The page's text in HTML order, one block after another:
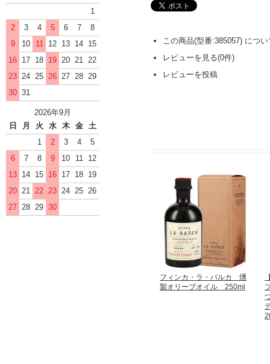
この商品(型番:385057) につ
レビューを見る(0件)
レビューを投稿
フィンカ・ラ・バルカ 燻
製オリーブオイル 250ml
1
2
3 4 5 6 7
8
9
10 11 12 13 14 15
16 17 18 19 20 21 22
23 24 25 26 27 28 29
30 31
2026年9月
日
月 火 水 木 金
土
1
2 3 4
5
6
7 8 9 10 11
12
13 14 15 16 17 18 19
20 21 22 23 24 25 26
27 28 29 30